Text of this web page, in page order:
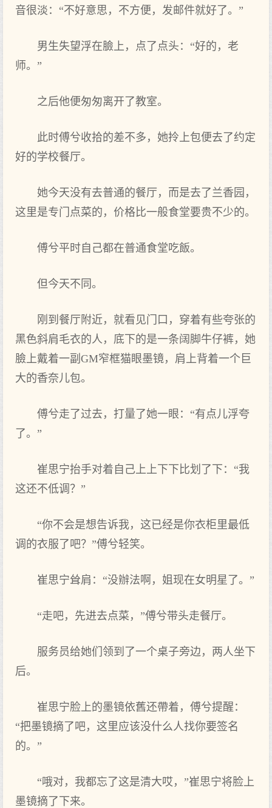
音很淡：“不好意思，不方便，发邮件就好了。”
男生失望浮在臉上，点了点头：“好的，老
师。”
之后他便匆匆离开了教室。
此时傅兮收拾的差不多，她拎上包便去了约定
好的学校餐厅。
她今天没有去普通的餐厅，而是去了兰香园，
这里是专门点菜的，价格比一般食堂要贵不少的。
傅兮平时自己都在普通食堂吃飯。
但今天不同。
刚到餐厅附近，就看见门口，穿着有些夸张的
黑色斜肩毛衣的人，底下的是一条阔脚牛仔裤，她
臉上戴着一副GM窄框猫眼墨镜，肩上背着一个巨
大的香奈儿包。
傅兮走了过去，打量了她一眼：“有点儿浮夸
了。”
崔思宁抬手对着自己上上下下比划了下：“我
这还不低调？”
“你不会是想告诉我，这已经是你衣柜里最低
调的衣服了吧？”傅兮轻笑。
崔思宁耸肩：“没辦法啊，姐现在女明星了。”
“走吧，先进去点菜，”傅兮带头走餐厅。
服务员给她们领到了一个桌子旁边，两人坐下
后。
崔思宁脸上的墨镜依舊还帶着，傅兮提醒：
“把墨镜摘了吧，这里应该没什么人找你要签名
的。”
“哦对，我都忘了这是清大哎，”崔思宁将脸上
墨镜摘了下来。